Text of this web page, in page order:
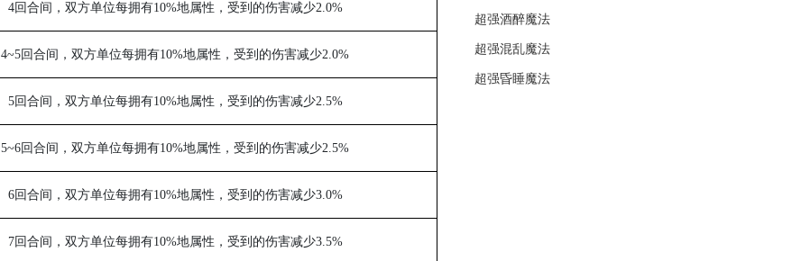
4回合间，双方单位每拥有10%地属性，受到的伤害减少2.0%
4~5回合间，双方单位每拥有10%地属性，受到的伤害减少2.0%
5回合间，双方单位每拥有10%地属性，受到的伤害减少2.5%
5~6回合间，双方单位每拥有10%地属性，受到的伤害减少2.5%
6回合间，双方单位每拥有10%地属性，受到的伤害减少3.0%
7回合间，双方单位每拥有10%地属性，受到的伤害减少3.5%
超强酒醉魔法
超强混乱魔法
超强昏睡魔法